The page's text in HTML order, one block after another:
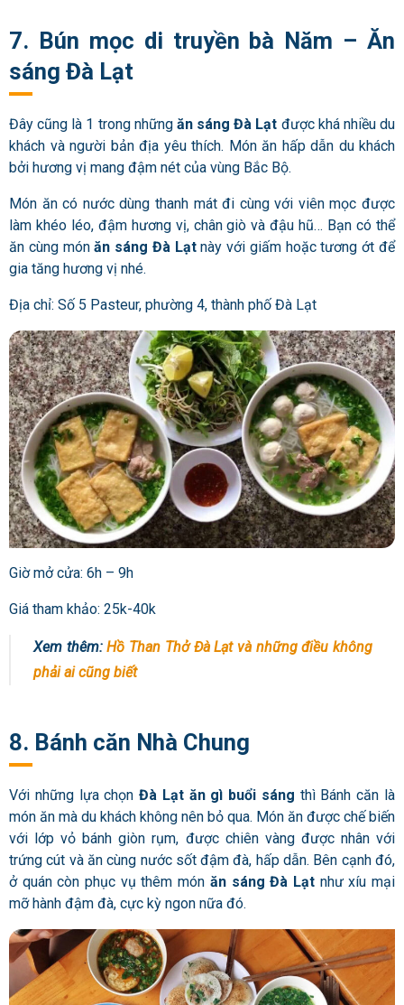
7. Bún mọc di truyền bà Năm – Ăn
sáng Đà Lạt
Đây cũng là 1 trong những ăn sáng Đà Lạt được khá nhiều du
khách và người bản địa yêu thích. Món ăn hấp dẫn du khách
bởi hương vị mang đậm nét của vùng Bắc Bộ.
Món ăn có nước dùng thanh mát đi cùng với viên mọc được
làm khéo léo, đậm hương vị, chân giò và đậu hũ… Bạn có thể
ăn cùng mónăn sáng Đà Lạtnày với giấm hoặc tương ớt để
gia tăng hương vị nhé.
Địa chỉ: Số 5 Pasteur, phường 4, thành phố Đà Lạt
Giờ mở cửa: 6h – 9h
Giá tham khảo: 25k-40k
Xem thêm:Hồ Than Thở Đà Lạt và những điều không
phải ai cũng biết
8. Bánh căn Nhà Chung
Với những lựa chọn Đà Lạt ăn gì buổi sáng thì Bánh căn là
món ăn mà du khách không nên bỏ qua. Món ăn được chế biến
với lớp vỏ bánh giòn rụm, được chiên vàng được nhân với
trứng cút và ăn cùng nước sốt đậm đà, hấp dẫn. Bên cạnh đó,
ở quán còn phục vụ thêm món ăn sáng Đà Lạtnhư xíu mại
mỡ hành đậm đà, cực kỳ ngon nữa đó.